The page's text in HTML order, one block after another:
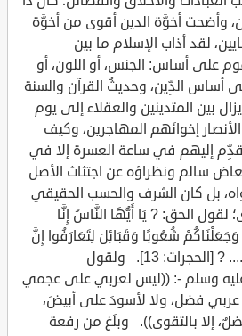
وأضحت أخوَّة الدين أقوى من أخوَّة
لقد أذاب الإسلام ما بين
على أساس: الجنس، أو اللون، أو
أساس الدِّين، وحديثُ القرآن والسنة
بين المتدينين والعقلاء إلى يوم
إخوانَهم المهاجرين، وكيف
إليهم في ساعة العسرة إلا في
سالم ونظراؤه عن اجتثاث الأصل
بل كان الشرف والحسب الحقيقي
لقول الحق: ? يَا أَيُّهَا النَّاسُ إِنَّا
شُعُوبًا وَقَبَائِلَ لِتَعَارَفُوا إِنَّ
أَكْرَمَكُمْ عِنْدَ اللَّهِ أَتْقَاكُمْ.... ? [الحجرات: 13]. ولقول
وسلم -: ((ليس لعربي على عجمي
فضل، ولا لأسودَ على أبيضَ،
إلا بالتقوى)). وبلَغ من رفعة